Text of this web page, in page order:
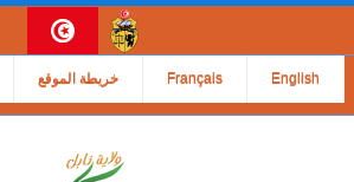
خريطة الموقع Français English